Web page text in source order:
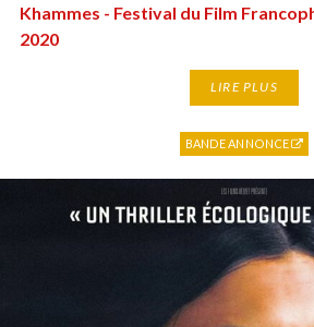
Khammes - Festival du Film
2020
LIRE PLUS
BANDE ANNONCE